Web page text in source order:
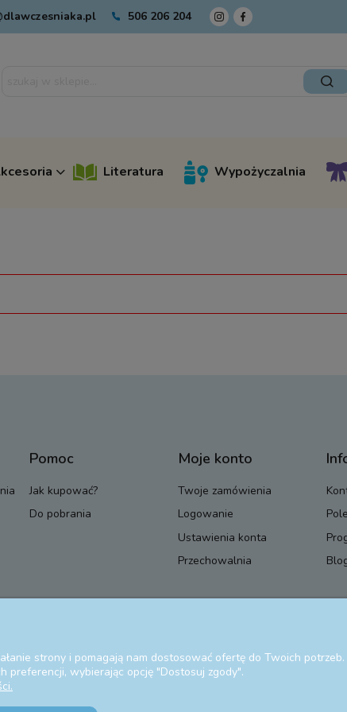
506 206 204
Literatura Wypożyczalnia
Pomoc
Jak kupować?
Do pobrania
Moje konto
Twoje zamówienia
Logowanie
Ustawienia konta
Przechowalnia
strony i pomagają nam dostosować ofertę do Twoich
wybierając opcję "Dostosuj zgody".